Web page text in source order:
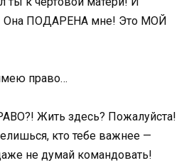
Она ПОДАРЕНА мне! Это МОЙ
право…
Жить здесь? Пожалуйста!
кто тебе важнее —
не думай командовать!